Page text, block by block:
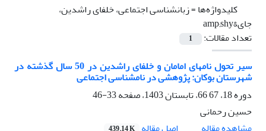
کلیدواژه‌ها =زبانشناسی اجتماعی، خلفای راشدین،
جای&amp;shy
تعداد مقالات:
1
سیر تحول نام­های امامان و خلفای راشدین در 50 سال گذشته در
شهرستان بوکان: پژوهشی در نام­شناسی اجتماعی
دوره 18، 67 66، تابستان 1403، صفحه
33-46
حسین رحمانی